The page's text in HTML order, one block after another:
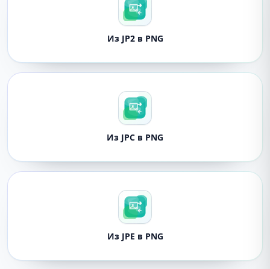
Из JP2 в PNG
Из JPC в PNG
Из JPE в PNG